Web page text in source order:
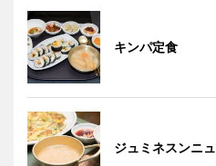
キンパ定食
ジュミネスンニ